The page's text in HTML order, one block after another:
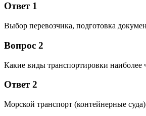
Ответ 1
Выбор перевозчика, подготовка
Вопрос 2
Какие виды транспортировки наиболее
Ответ 2
Морской транспорт (контейнерные